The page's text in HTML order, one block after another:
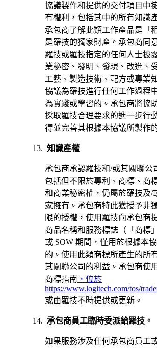
協議製作和提供的交付項目中
有權利，包括其中的所有知識
承包商了解此類工作產品是「
是羅技的獨家財產。承包商同
羅技或羅技指定的任何人士披
業秘密、發明、發現、改進、
工藝、製造技術、配方或專業
協議為羅技進行任何工作過程
為實踐或學習的。承包商將協
採取羅技合理要求的進一步行
得並完善其根據本協議所製作
知識產權
承包商承認羅技和/或其關聯公
包括但不限於專利、商標、商
和商業秘密權，仍屬於羅技及/
家擁有。承包商特此獲授予非
限的授權，使用羅技向承包商
商品名稱和服務標誌（「商標
或 SOW 期間，僅用於根據本
的。使用此類商標所產生的所
其關聯公司的利益。承包商使
商標指南 ，位於
https://www.logitech.com/tos/
或由羅技不時提供或更新。
承包商員工臨時委派給羅技。
如果服務涉及任何承包商員工